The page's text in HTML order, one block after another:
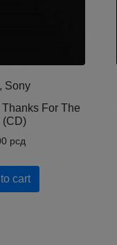
Sony
For The
(CD)
рсд
cart